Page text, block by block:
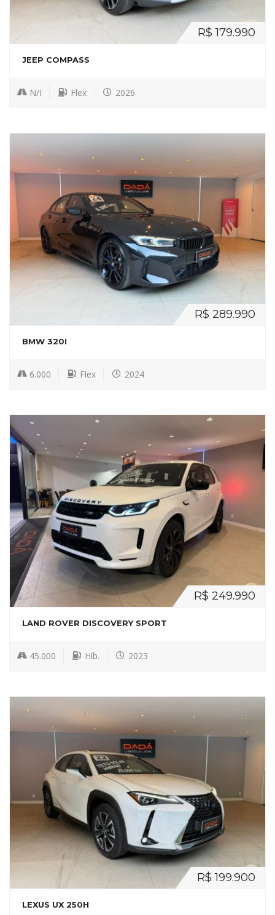
R$ 179.990
JEEP COMPASS
N/I Flex 2026
R$ 289.990
BMW 320I
6.000 Flex 2024
R$ 249.990
LAND ROVER DISCOVERY SPORT
45.000 Híb. 2023
R$ 199.900
LEXUS UX 250H